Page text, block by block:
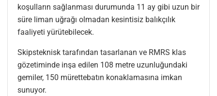
koşulların sağlanması durumunda 11 ay gibi uzun bir
süre liman uğrağı olmadan kesintisiz balıkçılık
faaliyeti yürütebilecek.
Skipsteknisk tarafından tasarlanan ve RMRS klas
gözetiminde inşa edilen 108 metre uzunluğundaki
gemiler, 150 mürettebatın konaklamasına imkan
sunuyor.